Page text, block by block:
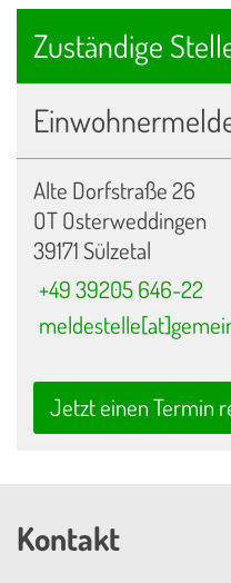
Zuständige
Alte Dorfstraße 26
OT Osterweddingen
39171 Sülzetal
+49 39205 646-22
Jetzt einen Termin
Kontakt